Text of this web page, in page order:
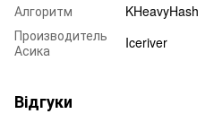
Алгоритм
KHeavyHash
Производитель
Асика
Iceriver
Відгуки